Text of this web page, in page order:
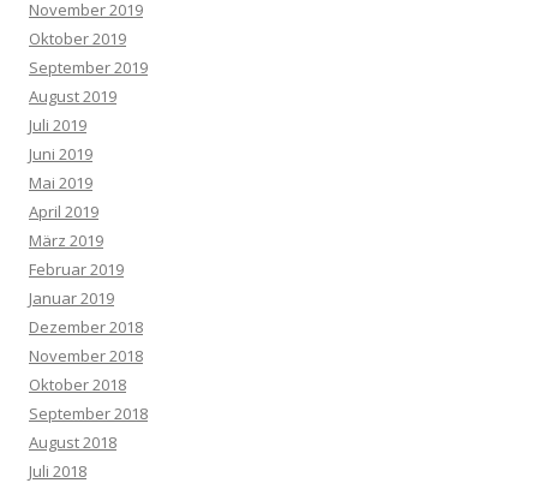
November 2019
Oktober 2019
September 2019
August 2019
Juli 2019
Juni 2019
Mai 2019
April 2019
März 2019
Februar 2019
Januar 2019
Dezember 2018
November 2018
Oktober 2018
September 2018
August 2018
Juli 2018